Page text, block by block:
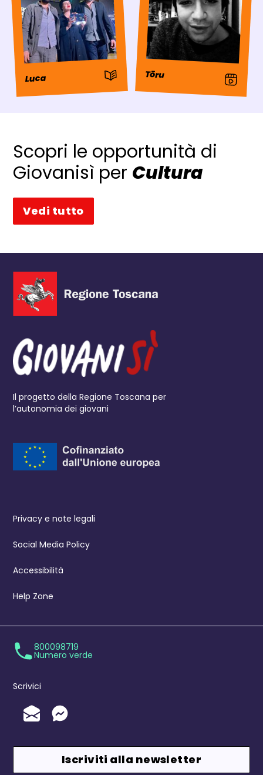
Luca : Storia Tōru : Video
Scopri le opportunità di
Giovanisì per Cultura
Vedi tutto
Il progetto della Regione Toscana per
l’autonomia dei giovani
Privacy e note legali
Social Media Policy
Accessibilità
Help Zone
800098719
Numero verde
Scrivici
Invia un'Email
Messenger
Iscriviti alla newsletter